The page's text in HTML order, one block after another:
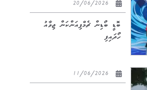
ބޮޑީ ބޯޑިން ޗެމްޕިއަންކަން ޖިވާއު
ހޯދައިފި